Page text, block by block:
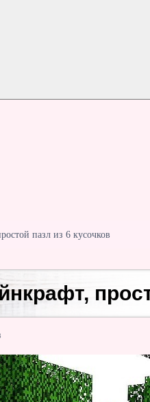
пазл из 6 кусочков